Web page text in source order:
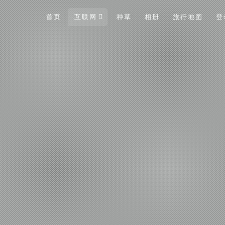
首页 互联网 种草 相册 旅行地图 登